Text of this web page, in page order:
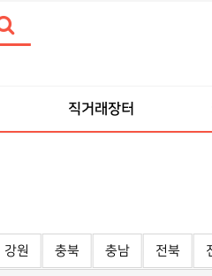
직거래장터
강원 충북 충남 전북